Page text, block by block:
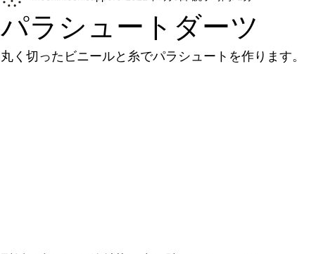
パラシュートダーツ
丸く切ったビニールと糸でパラシュートを作ります。